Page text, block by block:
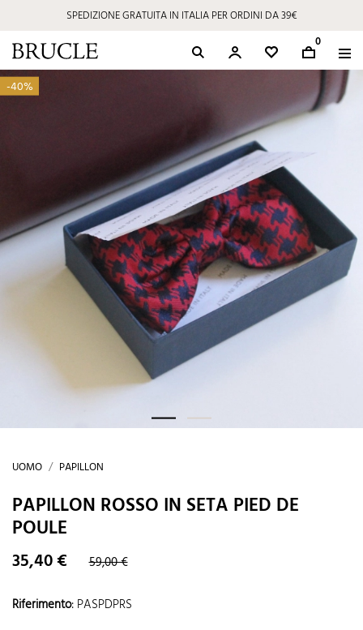
SPEDIZIONE GRATUITA IN ITALIA PER ORDINI DA 39€
0
-40%
UOMO PAPILLON
PAPILLON ROSSO IN SETA PIED DE
POULE
35,40 € 59,00 €
Riferimento: PASPDPRS